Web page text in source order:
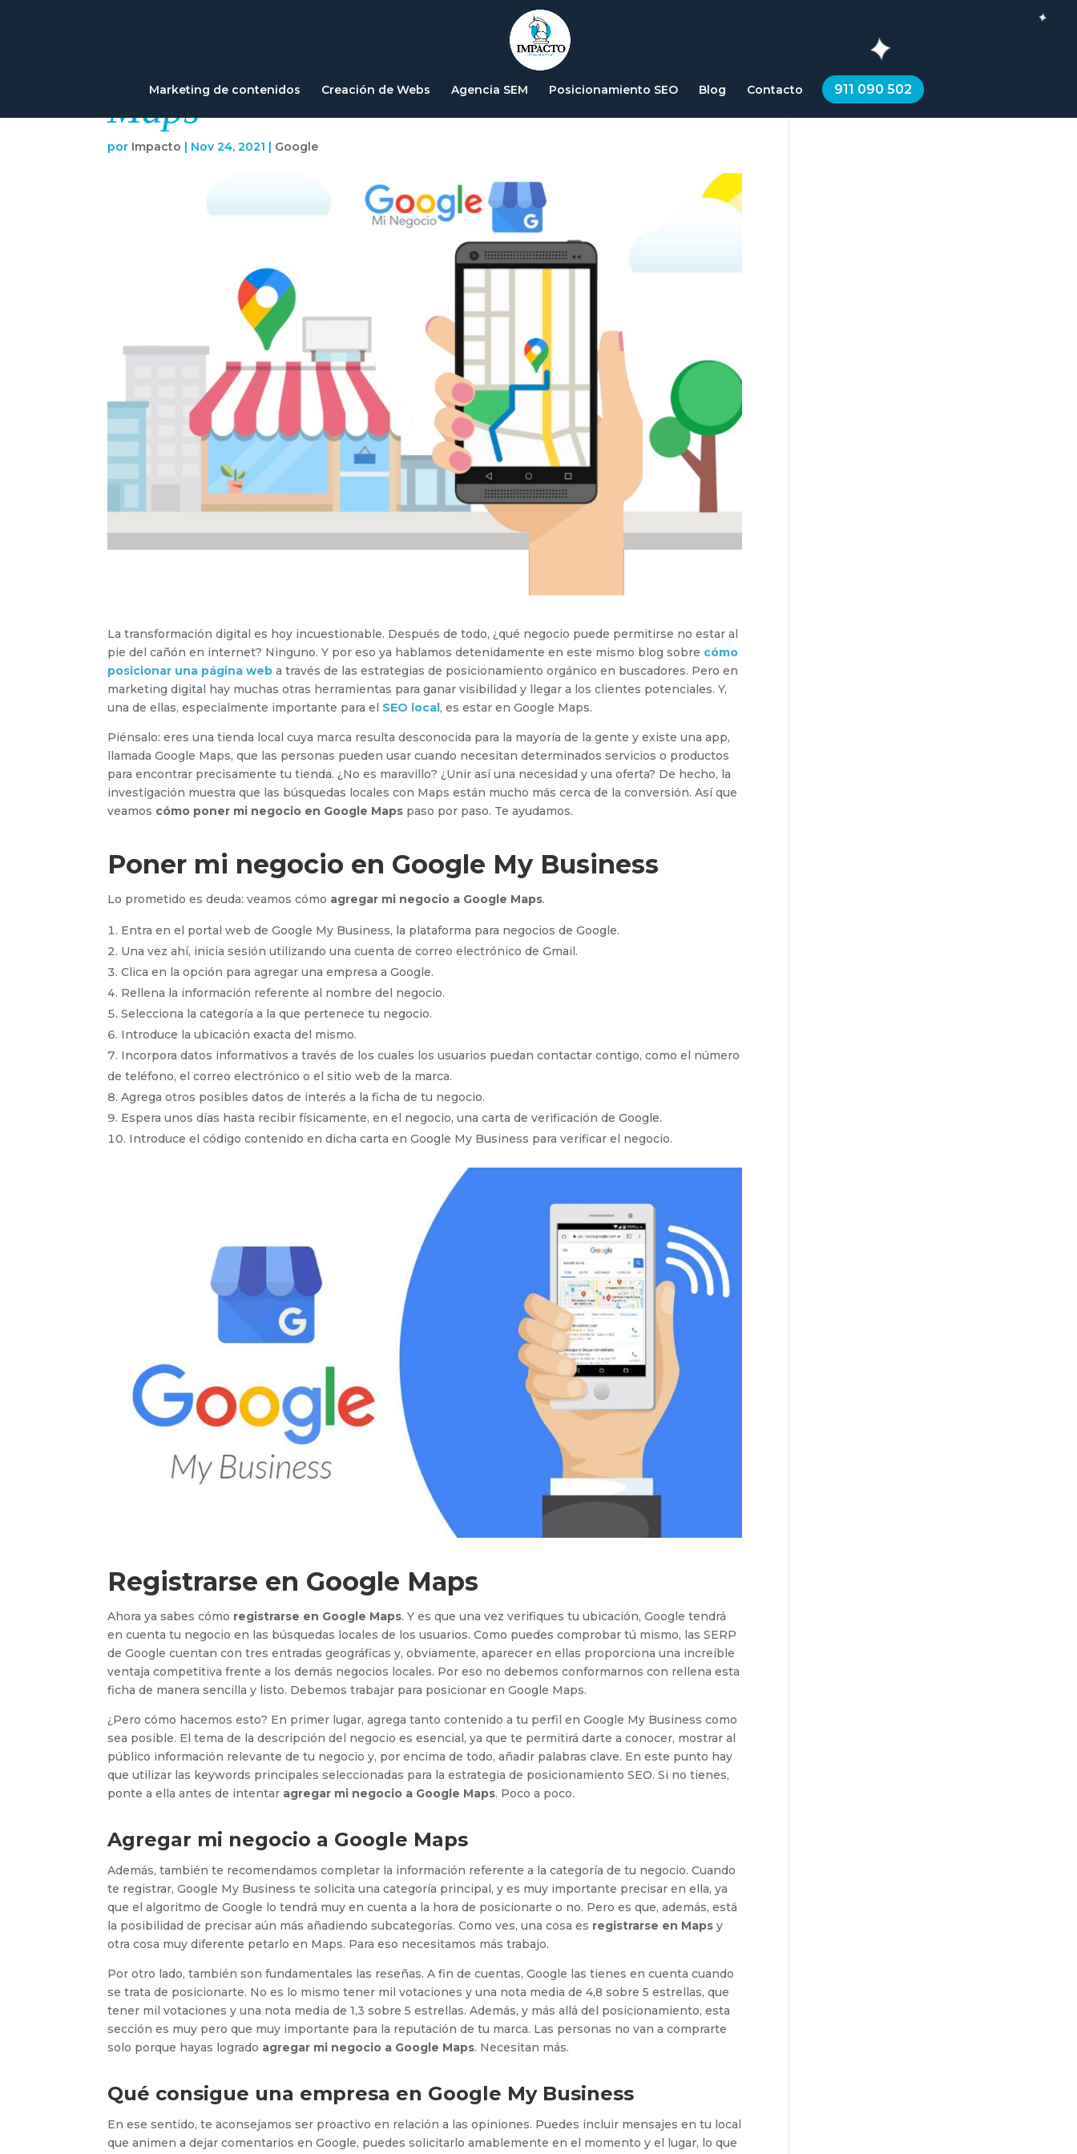
Marketing de contenidos Creación de Webs Agencia SEM Posicionamiento SEO Blog Contacto 911 090 502
Cómo poner mi negocio en Google
Maps
por Impacto | Nov 24, 2021 | Google
La transformación digital es hoy incuestionable. Después de todo, ¿qué negocio puede permitirse no estar al
pie del cañón en internet? Ninguno. Y por eso ya hablamos detenidamente en este mismo blog sobre cómo
posicionar una página web a través de las estrategias de posicionamiento orgánico en buscadores. Pero en
marketing digital hay muchas otras herramientas para ganar visibilidad y llegar a los clientes potenciales. Y,
una de ellas, especialmente importante para el SEO local , es estar en Google Maps.
Piénsalo: eres una tienda local cuya marca resulta desconocida para la mayoría de la gente y existe una app,
llamada Google Maps, que las personas pueden usar cuando necesitan determinados servicios o productos
para encontrar precisamente tu tienda. ¿No es maravillo? ¿Unir así una necesidad y una oferta? De hecho, la
investigación muestra que las búsquedas locales con Maps están mucho más cerca de la conversión. Así que
veamos cómo poner mi negocio en Google Maps paso por paso. Te ayudamos.
Poner mi negocio en Google My Business
Lo prometido es deuda: veamos cómo agregar mi negocio a Google Maps.
Entra en el portal web de Google My Business, la plataforma para negocios de Google.
Una vez ahí, inicia sesión utilizando una cuenta de correo electrónico de Gmail.
Clica en la opción para agregar una empresa a Google.
Rellena la información referente al nombre del negocio.
Selecciona la categoría a la que pertenece tu negocio.
Introduce la ubicación exacta del mismo.
Incorpora datos informativos a través de los cuales los usuarios puedan contactar contigo, como el número
de teléfono, el correo electrónico o el sitio web de la marca.
Agrega otros posibles datos de interés a la ficha de tu negocio.
Espera unos días hasta recibir físicamente, en el negocio, una carta de verificación de Google.
Introduce el código contenido en dicha carta en Google My Business para verificar el negocio.
Registrarse en Google Maps
Ahora ya sabes cómo registrarse en Google Maps. Y es que una vez verifiques tu ubicación, Google tendrá
en cuenta tu negocio en las búsquedas locales de los usuarios. Como puedes comprobar tú mismo, las SERP
de Google cuentan con tres entradas geográficas y, obviamente, aparecer en ellas proporciona una increíble
ventaja competitiva frente a los demás negocios locales. Por eso no debemos conformarnos con rellena esta
ficha de manera sencilla y listo. Debemos trabajar para posicionar en Google Maps.
¿Pero cómo hacemos esto? En primer lugar, agrega tanto contenido a tu perfil en Google My Business como
sea posible. El tema de la descripción del negocio es esencial, ya que te permitirá darte a conocer, mostrar al
público información relevante de tu negocio y, por encima de todo, añadir palabras clave. En este punto hay
que utilizar las keywords principales seleccionadas para la estrategia de posicionamiento SEO. Si no tienes,
ponte a ella antes de intentar agregar mi negocio a Google Maps. Poco a poco.
Agregar mi negocio a Google Maps
Además, también te recomendamos completar la información referente a la categoría de tu negocio. Cuando
te registrar, Google My Business te solicita una categoría principal, y es muy importante precisar en ella, ya
que el algoritmo de Google lo tendrá muy en cuenta a la hora de posicionarte o no. Pero es que, además, está
la posibilidad de precisar aún más añadiendo subcategorías. Como ves, una cosa es registrarse en Maps y
otra cosa muy diferente petarlo en Maps. Para eso necesitamos más trabajo.
Por otro lado, también son fundamentales las reseñas. A fin de cuentas, Google las tienes en cuenta cuando
se trata de posicionarte. No es lo mismo tener mil votaciones y una nota media de 4,8 sobre 5 estrellas, que
tener mil votaciones y una nota media de 1,3 sobre 5 estrellas. Además, y más allá del posicionamiento, esta
sección es muy pero que muy importante para la reputación de tu marca. Las personas no van a comprarte
solo porque hayas logrado agregar mi negocio a Google Maps. Necesitan más.
Qué consigue una empresa en Google My Business
En ese sentido, te aconsejamos ser proactivo en relación a las opiniones. Puedes incluir mensajes en tu local
que animen a dejar comentarios en Google, puedes solicitarlo amablemente en el momento y el lugar, lo que